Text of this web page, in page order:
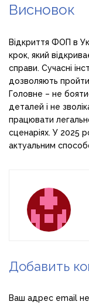
Висновок
Відкриття ФОП в
крок, який
справи. Сучасні
дозволяють пройти
Головне – не
деталей і не
працювати
сценаріях. У 2025
актуальним
Добавить
Ваш адрес email